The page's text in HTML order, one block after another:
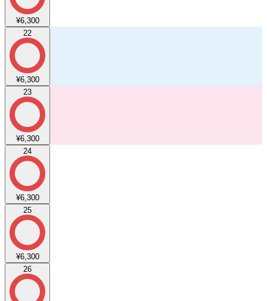
¥6,300
22
¥6,300
23
¥6,300
24
¥6,300
25
¥6,300
26